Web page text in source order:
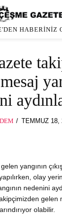
HABERINIZ
POSTED
TEMMUZ 18,
yangının
olay
nedenini
gelen
olabilir.